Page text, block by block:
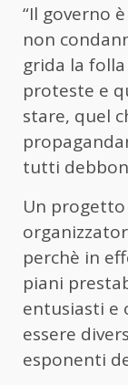
“Il governo
non
grida la
proteste e
stare, quel
tutti
Un
perchè in
piani
entusiasti e
essere
esponenti